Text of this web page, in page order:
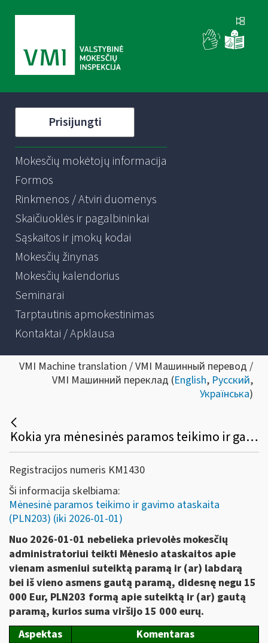
Prisijungti
Mokesčių mokėtojų informacija
Formos
Rinkmenos / Atviri duomenys
Skaičiuoklės ir pagalbininkai
Sąskaitos ir įmokų kodai
Mokesčių žinynas
Mokesčių kalendorius
Seminarai
Tarptautinis apmokestinimas
Kontaktai / Apklausa
VMI Machine translation / VMI Машинный перевод /
VMI Машинний переклад (English, Русский,
Українська)
Kokia yra mėnesinės paramos teikimo ir gavimo ataskaitos (PLN203) teikimo tvarka (iki 2026-01-01)?
Registracijos numeris KM1430
Ši informacija skelbiama:
Mėnesinė paramos teikimo ir gavimo ataskaita
(PLN203) (iki 2026-01-01)
Nuo 2026-01-01 nebelieka prievolės mokesčių
administratoriui teikti Mėnesio ataskaitos apie
vienam asmeniui suteiktą paramą ir (ar) labdarą
bei iš vieno asmens gautą paramą, didesnę negu 15
000 Eur, PLN203 formą apie suteiktą ir (ar) gautą
paramą, kurios suma viršijo 15 000 eurų.
Aspektas
Komentaras